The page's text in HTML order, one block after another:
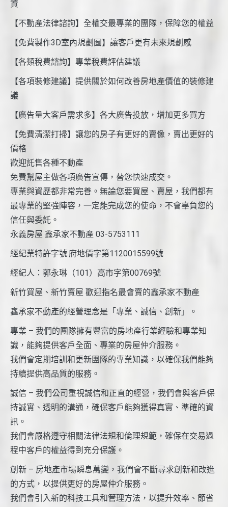
資
【不動產法律諮詢】全權交最專業的團隊，保障您的權益
【免費製作3D室內規劃圖】讓客戶更有未來規劃感
【各類稅費諮詢】專業稅費評估建議
【各項裝修建議】提供關於如何改善房地產價值的裝修建
議
【廣告量大客戶需求多】各大廣告投放，增加更多買方
【免費清潔打掃】讓您的房子有更好的賣像，賣出更好的
價格
歡迎託售各種不動產
免費幫屋主做各項廣告宣傳，替您快速成交。
專業與資歷都非常完善。無論您要買屋、賣屋，我們都有
最專業的堅強陣容，一定能完成您的使命，不會辜負您的
信任與委託。
永義房屋 鑫承家不動產 03-5753111
經紀業特許字號:府地價字第1120015599號
經紀人：郭永琳（101）高市字第00769號
新竹買屋、新竹賣屋 歡迎指名最會賣的鑫承家不動產
鑫承家不動產的經營理念是「專業、誠信、創新」。
專業 – 我們的團隊擁有豐富的房地產行業經驗和專業知
識，能夠提供客戶全面、專業的房屋仲介服務。
我們會定期培訓和更新團隊的專業知識，以確保我們能夠
持續提供高品質的服務。
誠信 – 我們公司重視誠信和正直的經營，我們會與客戶保
持誠實、透明的溝通，確保客戶能夠獲得真實、準確的資
訊。
我們會嚴格遵守相關法律法規和倫理規範，確保在交易過
程中客戶的權益得到充分保護。
創新 – 房地產市場瞬息萬變，我們會不斷尋求創新和改進
的方式，以提供更好的房屋仲介服務。
我們會引入新的科技工具和管理方法，以提升效率、節省